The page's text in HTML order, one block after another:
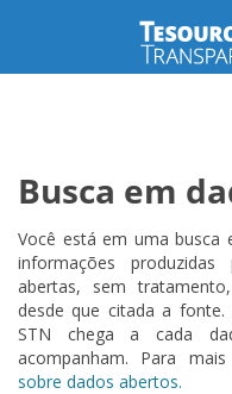
Busca em
Você está em uma busca
informações
abertas, sem
desde que citada a
STN chega a cada
acompanham. Para
sobre dados abertos.